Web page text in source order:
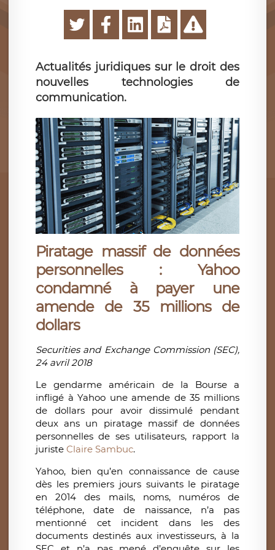
Actualités juridiques sur le droit des
nouvelles technologies de
communication.
Piratage massif de données
personnelles : Yahoo
condamné à payer une
amende de 35 millions de
dollars
Securities and Exchange Commission (SEC),
24 avril 2018
Le gendarme américain de la Bourse a
infligé à Yahoo une amende de 35 millions
de dollars pour avoir dissimulé pendant
deux ans un piratage massif de données
personnelles de ses utilisateurs, rapport la
juriste Claire Sambuc.
Yahoo, bien qu’en connaissance de cause
dès les premiers jours suivants le piratage
en 2014 des mails, noms, numéros de
téléphone, date de naissance, n’a pas
mentionné cet incident dans les des
documents destinés aux investisseurs, à la